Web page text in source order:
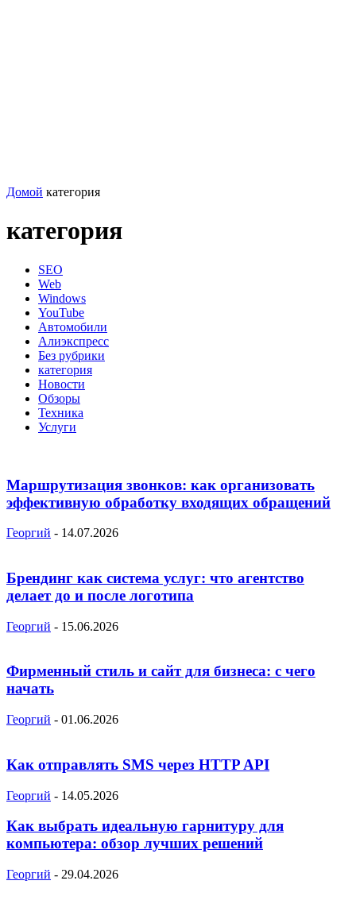
Домой категория
категория
SEO
Web
Windows
YouTube
Автомобили
Алиэкспресс
Без рубрики
категория
Новости
Обзоры
Техника
Услуги
Маршрутизация звонков: как организовать
эффективную обработку входящих обращений
Георгий - 14.07.2026
Брендинг как система услуг: что агентство
делает до и после логотипа
Георгий - 15.06.2026
Фирменный стиль и сайт для бизнеса: с чего
начать
Георгий - 01.06.2026
Как отправлять SMS через HTTP API
Георгий - 14.05.2026
Как выбрать идеальную гарнитуру для
компьютера: обзор лучших решений
Георгий - 29.04.2026